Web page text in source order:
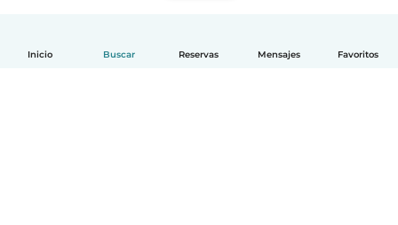
Inicio Buscar Reservas Mensajes Favoritos